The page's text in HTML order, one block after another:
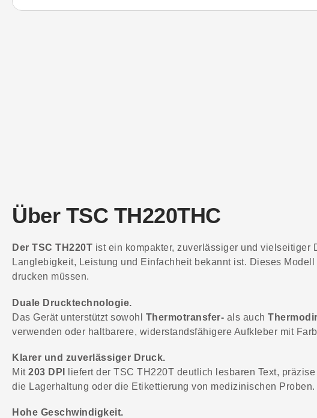
Über TSC TH220THC
Der TSC TH220T ist ein kompakter, zuverlässiger und vielseitiger
Langlebigkeit, Leistung und Einfachheit bekannt ist. Dieses
drucken müssen.
Duale Drucktechnologie.
Das Gerät unterstützt sowohl Thermotransfer- als auch
verwenden oder haltbarere, widerstandsfähigere Aufkleber mit
Klarer und zuverlässiger Druck.
Mit 203 DPI
liefert der TSC TH220T deutlich lesbaren Text,
die Lagerhaltung oder die Etikettierung von medizinischen Proben.
Hohe Geschwindigkeit.